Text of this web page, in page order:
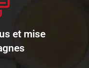
et mise